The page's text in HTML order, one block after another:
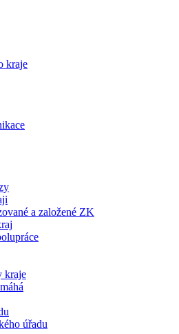
a založené ZK
kraje
úřadu